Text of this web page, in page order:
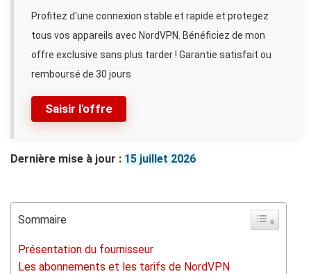
Saisir l'offre
Profitez d'une connexion stable et rapide et protegez
tous vos appareils avec NordVPN. Bénéficiez de mon
offre exclusive sans plus tarder ! Garantie satisfait ou
remboursé de 30 jours
Dernière mise à jour : 15 juillet 2026
Sommaire
Présentation du fournisseur
Les abonnements et les tarifs de NordVPN